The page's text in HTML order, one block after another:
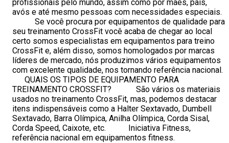
profissionais pelo mundo, assim como por mães, pais,
avós e até mesmo pessoas com necessidades especiais.
Se você procura por equipamentos de qualidade para
seu treinamento CrossFit você acaba de chegar ao local
certo somos especialistas em equipamentos para treino
CrossFit e, além disso, somos homologados por marcas
líderes de mercado, nós produzimos vários equipamentos
com excelente qualidade, nos tornando referência nacional.
QUAIS OS TIPOS DE EQUIPAMENTO PARA
TREINAMENTO CROSSFIT? São vários os materiais
usados no treinamento CrossFit, mas, podemos destacar
itens indispensáveis como a Halter Sextavado, Dumbell
Sextavado, Barra Olímpica, Anilha Olímpica, Corda Sisal,
Corda Speed, Caixote, etc. Iniciativa Fitness,
referência nacional em equipamentos fitness.